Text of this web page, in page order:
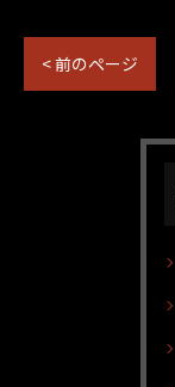
< 前のページ